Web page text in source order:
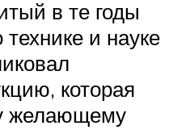
в те годы
и науке
которая
желающему